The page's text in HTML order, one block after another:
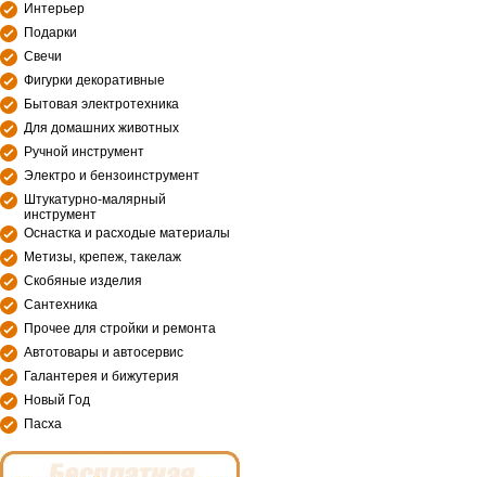
Интерьер
Подарки
Свечи
Фигурки декоративные
Бытовая электротехника
Для домашних животных
Ручной инструмент
Электро и бензоинструмент
Штукатурно-малярный
инструмент
Оснастка и расходые материалы
Метизы, крепеж, такелаж
Скобяные изделия
Сантехника
Прочее для стройки и ремонта
Автотовары и автосервис
Галантерея и бижутерия
Новый Год
Пасха